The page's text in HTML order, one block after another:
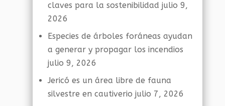
claves para la sostenibilidad julio 9,
2026
Especies de árboles foráneas ayudan
a generar y propagar los incendios
julio 9, 2026
Jericó es un área libre de fauna
silvestre en cautiverio julio 7, 2026